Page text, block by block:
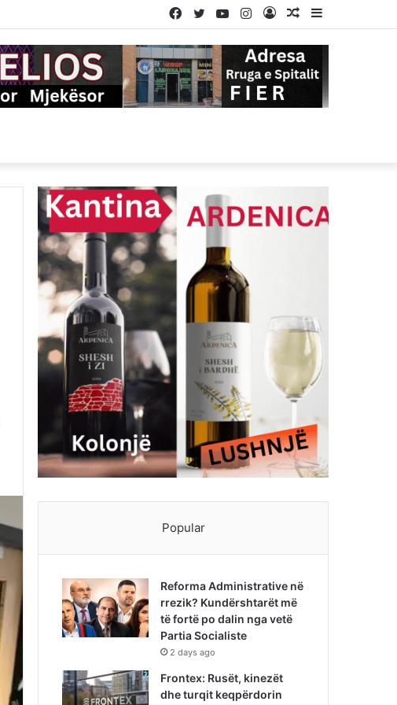
Sidebar
Random
Log
Instagram
YouTube
Twitter
Facebook
Popular
Reforma Administrative në
rrezik? Kundërshtarët më
të fortë po dalin nga vetë
Partia Socialiste
2 days ago
Frontex: Rusët, kinezët
dhe turqit keqpërdorin